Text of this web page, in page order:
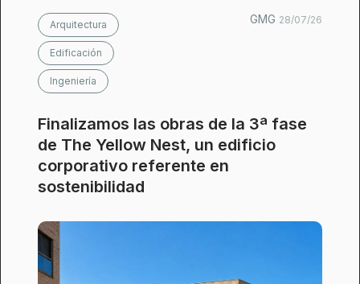
Arquitectura
Edificación
Ingeniería
GMG 28/07/26
Finalizamos las obras de la 3ª fase
de The Yellow Nest, un edificio
corporativo referente en
sostenibilidad